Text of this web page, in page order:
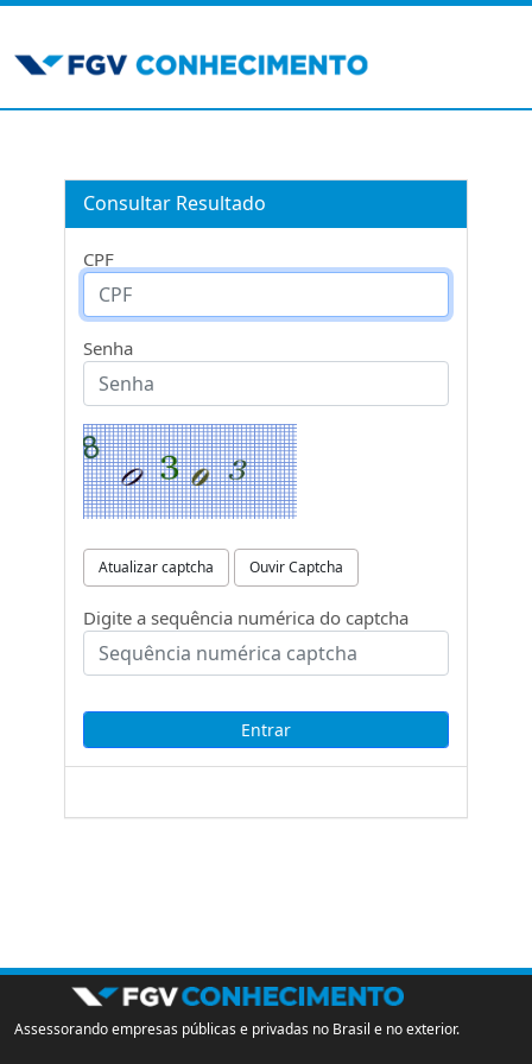
Consultar Resultado
CPF
Senha
Atualizar captcha Ouvir Captcha
Digite a sequência numérica do captcha
Assessorando empresas públicas e privadas no Brasil e no exterior.